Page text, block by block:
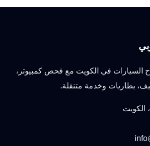
السيارات في الكويت مع فحص كمبيوتر،
بطاريات وخدمة متنقلة.
الكويت